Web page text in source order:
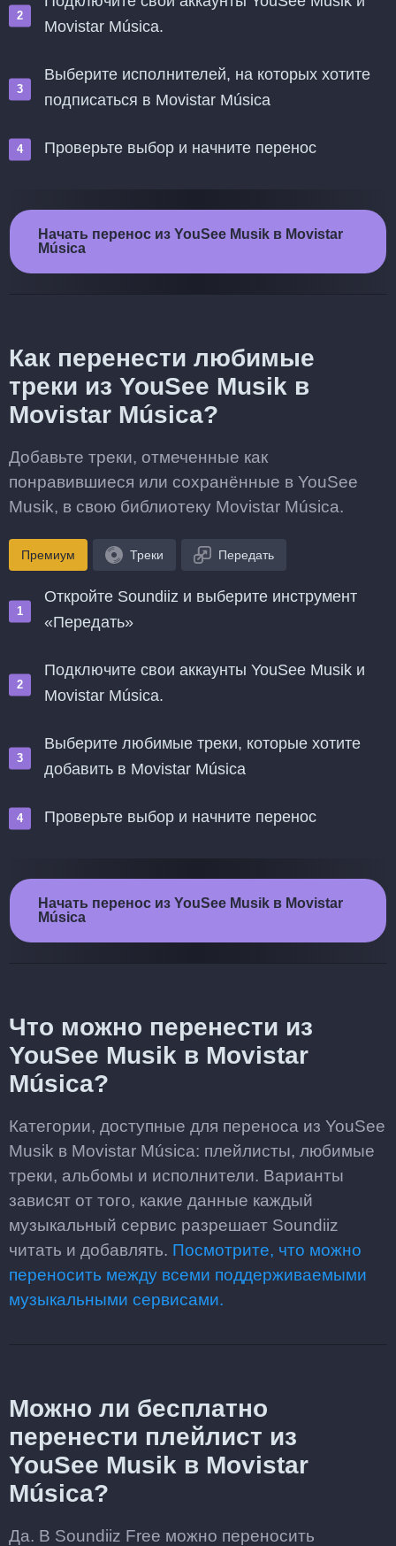
Movistar Música.
Выберите исполнителей, на которых хотите
подписаться в Movistar Música
Проверьте выбор и начните перенос
Начать перенос из YouSee Musik в Movistar
Música
Как перенести любимые
треки из YouSee Musik в
Movistar Música?
Добавьте треки, отмеченные как
понравившиеся или сохранённые в YouSee
Musik, в свою библиотеку Movistar Música.
Премиум Треки Передать
Откройте Soundiiz и выберите инструмент
«Передать»
Подключите свои аккаунты YouSee Musik и
Movistar Música.
Выберите любимые треки, которые хотите
добавить в Movistar Música
Проверьте выбор и начните перенос
Начать перенос из YouSee Musik в Movistar
Música
Что можно перенести из
YouSee Musik в Movistar
Música?
Категории, доступные для переноса из YouSee
Musik в Movistar Música: плейлисты, любимые
треки, альбомы и исполнители. Варианты
зависят от того, какие данные каждый
музыкальный сервис разрешает Soundiiz
читать и добавлять. Посмотрите, что можно
переносить между всеми поддерживаемыми
музыкальными сервисами.
Можно ли бесплатно
перенести плейлист из
YouSee Musik в Movistar
Música?
Да. В Soundiiz Free можно переносить